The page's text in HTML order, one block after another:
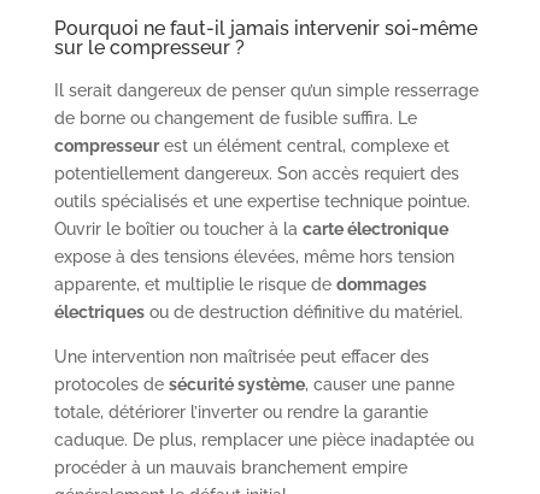
Pourquoi ne faut-il jamais intervenir soi-même
sur le compresseur ?
Il serait dangereux de penser qu’un simple resserrage
de borne ou changement de fusible suffira. Le
compresseurest un élément central, complexe et
potentiellement dangereux. Son accès requiert des
outils spécialisés et une expertise technique pointue.
Ouvrir le boîtier ou toucher à la carte électronique
expose à des tensions élevées, même hors tension
apparente, et multiplie le risque de dommages
électriquesou de destruction définitive du matériel.
Une intervention non maîtrisée peut effacer des
protocoles de sécurité système, causer une panne
totale, détériorer l’inverter ou rendre la garantie
caduque. De plus, remplacer une pièce inadaptée ou
procéder à un mauvais branchement empire